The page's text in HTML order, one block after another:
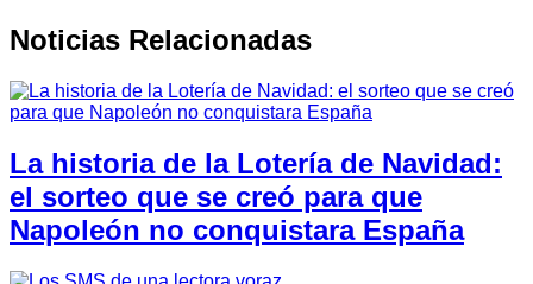
Noticias Relacionadas
La historia de la Lotería de Navidad:
el sorteo que se creó para que
Napoleón no conquistara España